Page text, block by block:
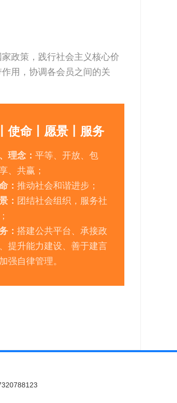
政策，践行社会主义核心价
用，协调各会员之间的关
使命丨愿景丨服务
理念： 平等、开放、包
、共赢；
： 推动社会和谐进步；
： 团结社会组织，服务社
： 搭建公共平台、承接政
提升能力建设、善于建言
强自律管理。